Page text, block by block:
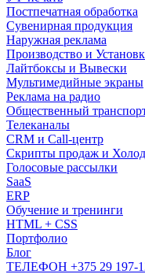
Постпечатная обработка
Сувенирная продукция
Наружная реклама
Производство и
Лайтбоксы и Вывески
Мультимедийные экраны
Реклама на радио
Общественный
Телеканалы
CRM и Call-центр
Скрипты продаж и
Голосовые рассылки
SaaS
ERP
Обучение и тренинги
HTML + CSS
Портфолио
Блог
ТЕЛЕФОН +375 29 197-